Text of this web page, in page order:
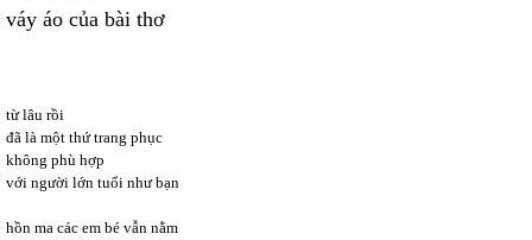
váy áo của bài thơ
từ lâu rồi
đã là một thứ trang phục
không phù hợp
với người lớn tuổi như bạn
hồn ma các em bé vẫn nằm